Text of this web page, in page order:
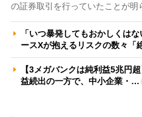
の証券取引を行っていたことが明
「いつ暴発してもおかしくは
ースXが抱えるリスクの数々「
【3メガバンクは純利益5兆円
益続出の一方で、中小企業・…